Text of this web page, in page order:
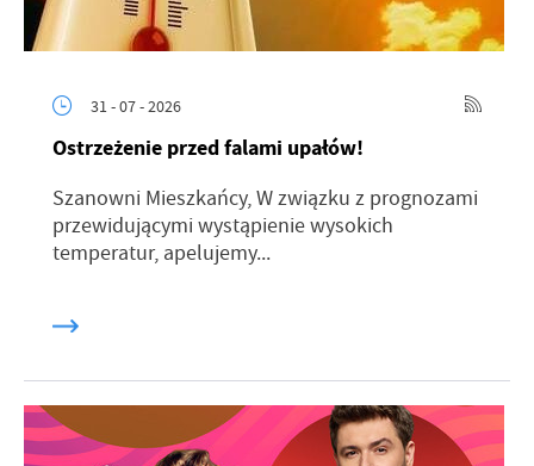
31 - 07 - 2026
Ostrzeżenie przed falami upałów!
Szanowni Mieszkańcy, W związku z prognozami
przewidującymi wystąpienie wysokich
temperatur, apelujemy...